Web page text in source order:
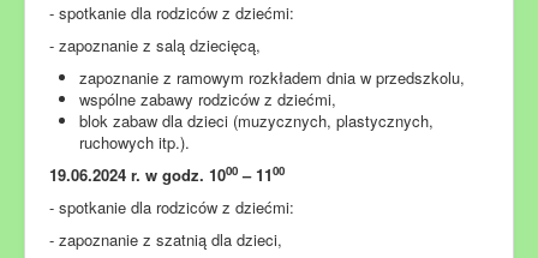
- spotkanie dla rodziców z dziećmi:
- zapoznanie z salą dziecięcą,
zapoznanie z ramowym rozkładem dnia w przedszkolu,
wspólne zabawy rodziców z dziećmi,
blok zabaw dla dzieci (muzycznych, plastycznych,
ruchowych itp.).
19.06.2024 r. w godz. 1000 – 1100
- spotkanie dla rodziców z dziećmi:
- zapoznanie z szatnią dla dzieci,